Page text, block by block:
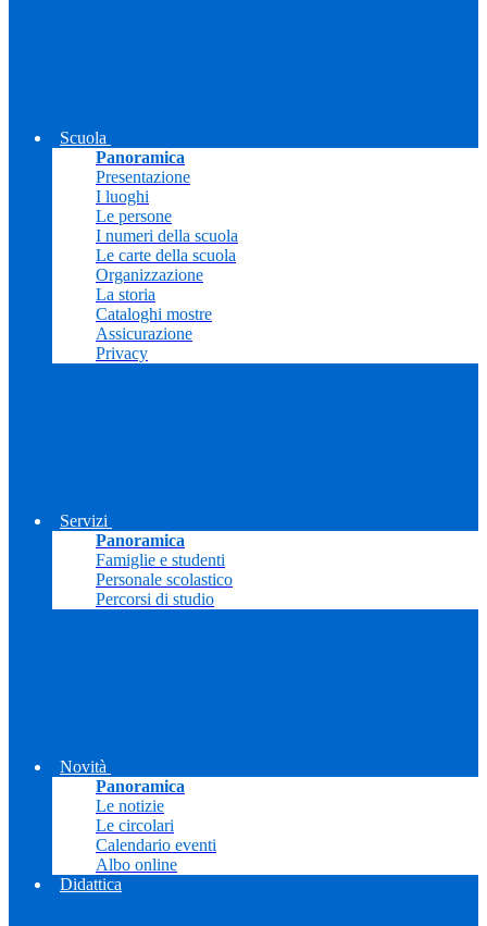
Scuola
Panoramica
Presentazione
I luoghi
Le persone
I numeri della scuola
Le carte della scuola
Organizzazione
La storia
Cataloghi mostre
Assicurazione
Privacy
Servizi
Panoramica
Famiglie e studenti
Personale scolastico
Percorsi di studio
Novità
Panoramica
Le notizie
Le circolari
Calendario eventi
Albo online
Didattica